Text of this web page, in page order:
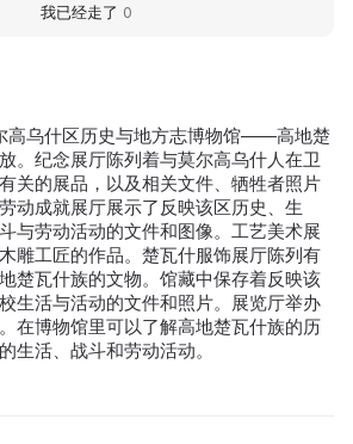
高乌什区历史与地方志博物馆——高地楚
。纪念展厅陈列着与莫尔高乌什人在卫
关的展品，以及相关文件、牺牲者照片
动成就展厅展示了反映该区历史、生
与劳动活动的文件和图像。工艺美术展
雕工匠的作品。楚瓦什服饰展厅陈列有
楚瓦什族的文物。馆藏中保存着反映该
生活与活动的文件和照片。展览厅举办
在博物馆里可以了解高地楚瓦什族的历
生活、战斗和劳动活动。
我已经走了 0